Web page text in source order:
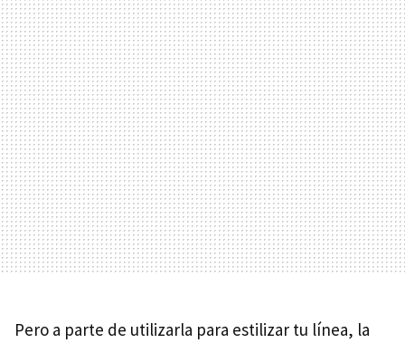
Pero a parte de utilizarla para estilizar tu línea, la